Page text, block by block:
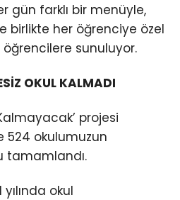
gün farklı bir menüyle,
birlikte her öğrenciye özel
öğrencilere sunuluyor.
OKUL KALMADI
projesi
524 okulumuzun
tamamlandı.
yılında okul